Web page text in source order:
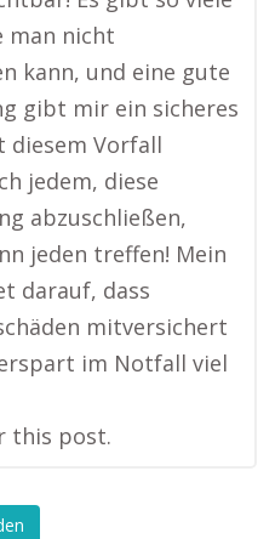
man nicht
kann, und eine gute
gibt mir ein sicheres
diesem Vorfall
jedem, diese
abzuschließen,
jeden treffen! Mein
darauf, dass
mitversichert
im Notfall viel
this post.